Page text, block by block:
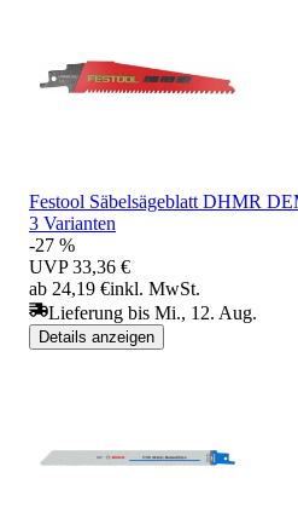
Festool Säbelsägeblatt DHMR
3 Varianten
-27 %
UVP 33,36 €
ab 24,19 €inkl. MwSt.
Lieferung bis Mi., 12. Aug.
Details anzeigen